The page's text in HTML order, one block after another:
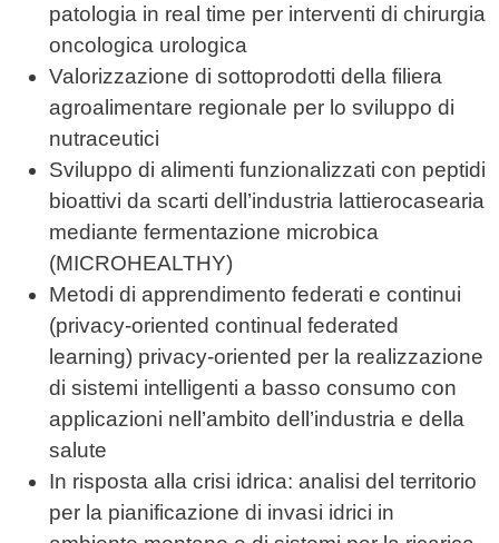
patologia in real time per interventi di chirurgia
oncologica urologica
Valorizzazione di sottoprodotti della filiera
agroalimentare regionale per lo sviluppo di
nutraceutici
Sviluppo di alimenti funzionalizzati con peptidi
bioattivi da scarti dell’industria lattierocasearia
mediante fermentazione microbica
(MICROHEALTHY)
Metodi di apprendimento federati e continui
(privacy-oriented continual federated
learning) privacy-oriented per la realizzazione
di sistemi intelligenti a basso consumo con
applicazioni nell’ambito dell’industria e della
salute
In risposta alla crisi idrica: analisi del territorio
per la pianificazione di invasi idrici in